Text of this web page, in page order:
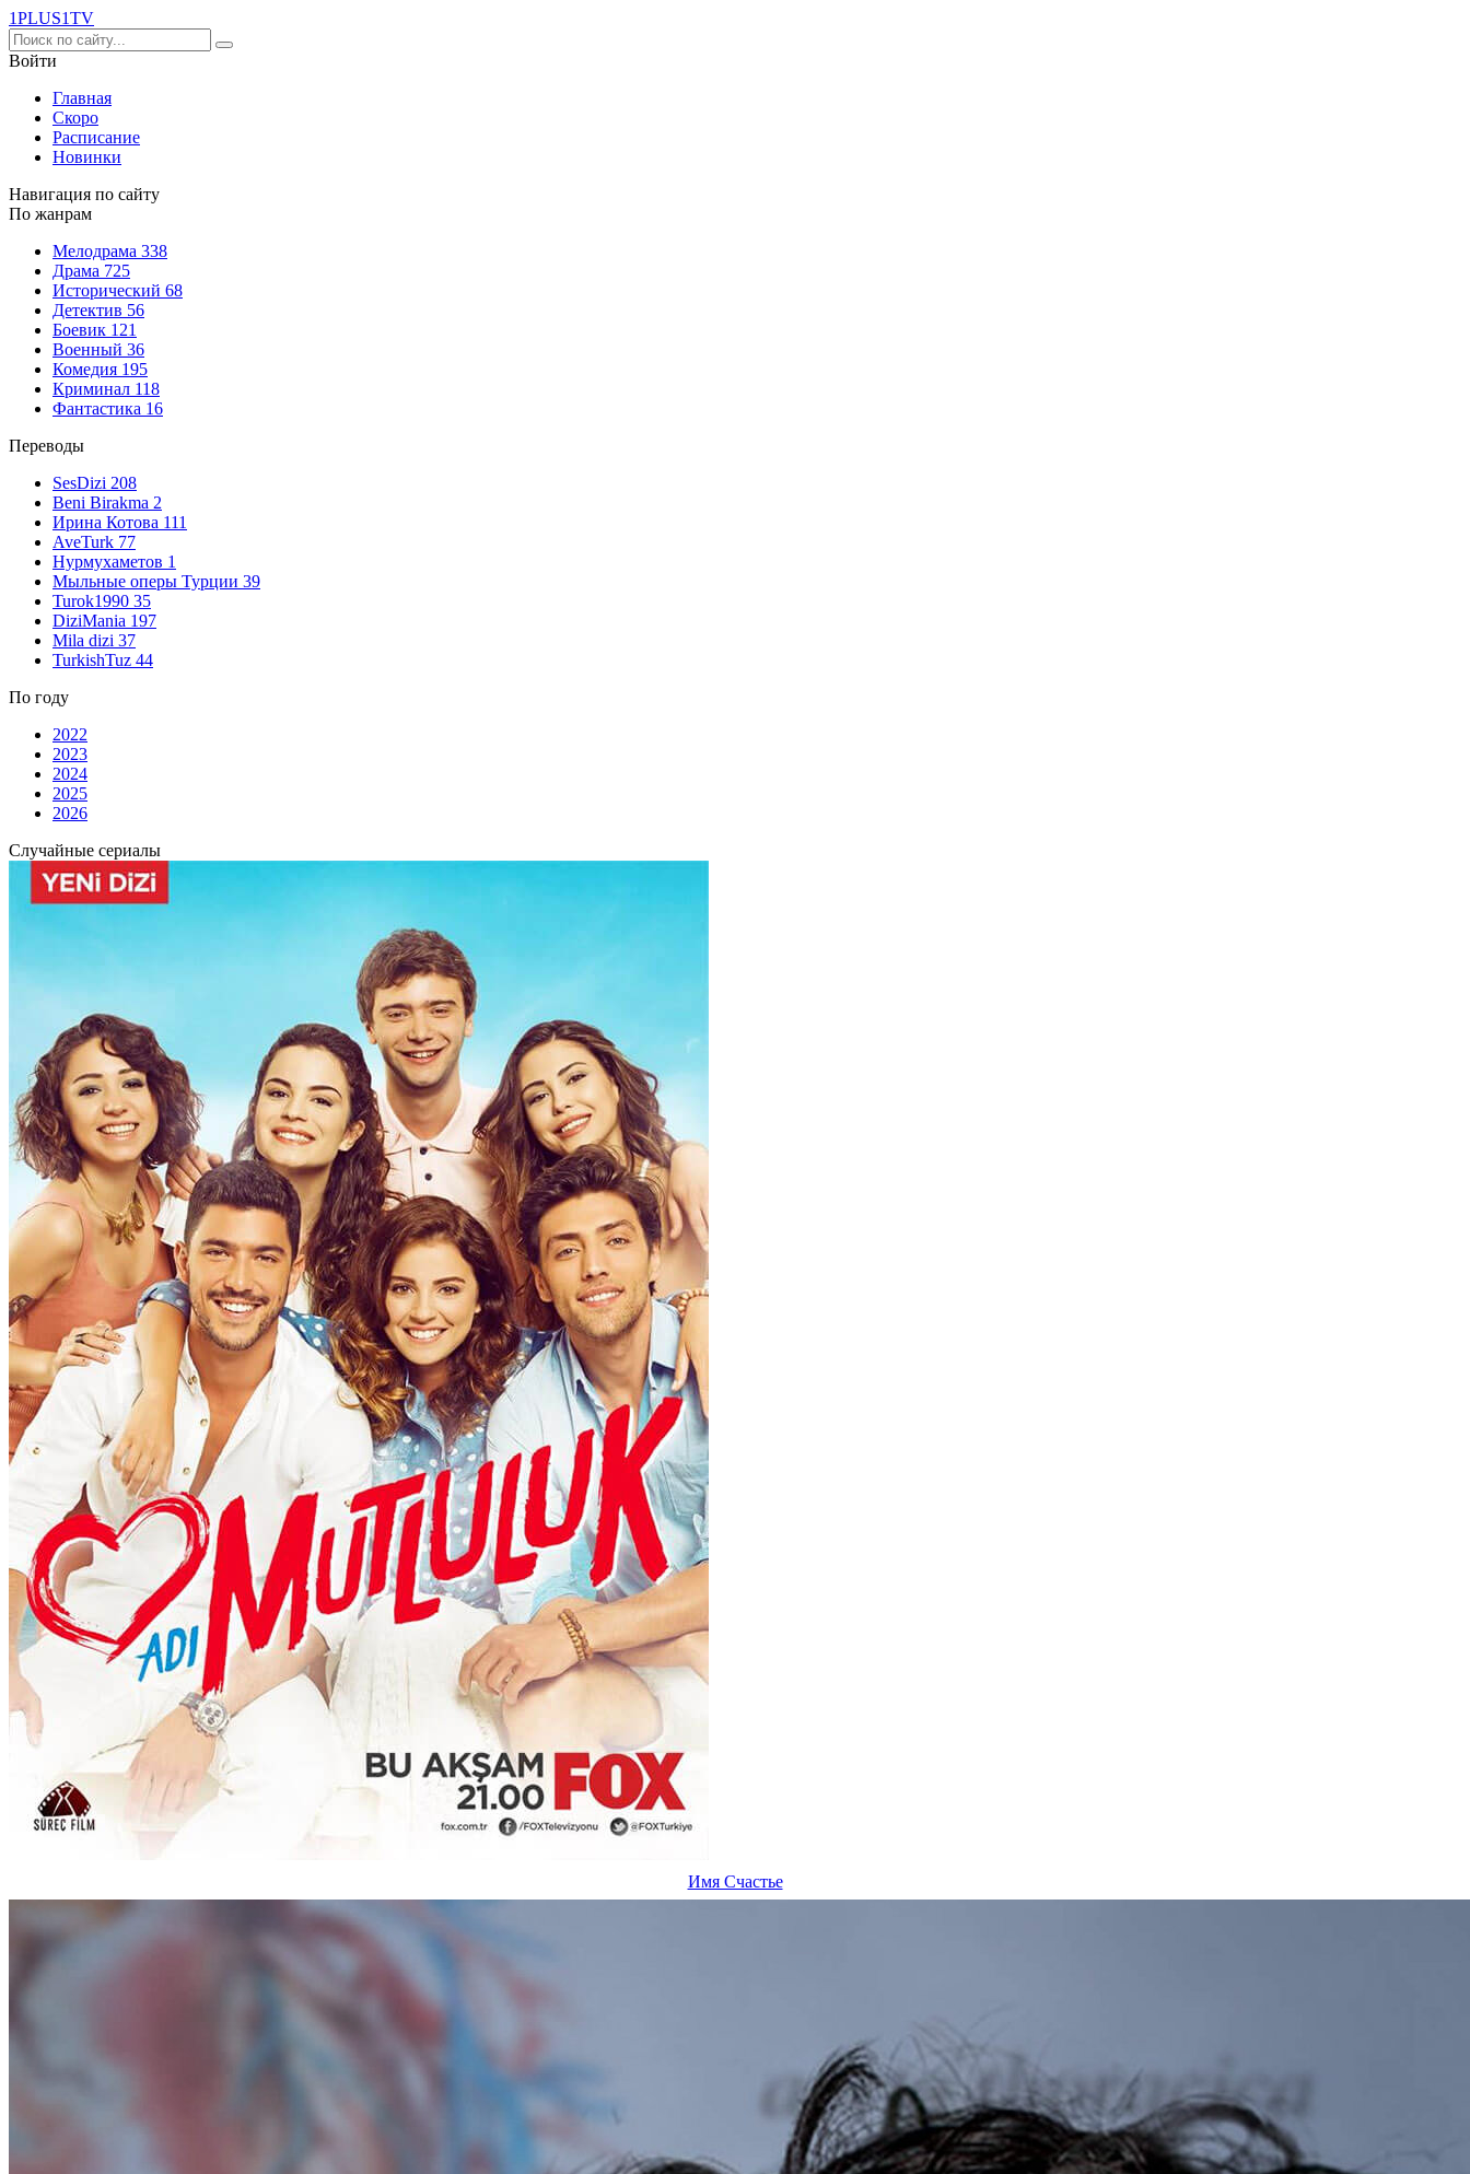
1PLUS1TV
Войти
Главная
Скоро
Расписание
Новинки
Навигация по сайту
По жанрам
Мелодрама 338
Драма 725
Исторический 68
Детектив 56
Боевик 121
Военный 36
Комедия 195
Криминал 118
Фантастика 16
Переводы
SesDizi 208
Beni Birakma 2
Ирина Котова 111
AveTurk 77
Нурмухаметов 1
Мыльные оперы Турции 39
Turok1990 35
DiziMania 197
Mila dizi 37
TurkishTuz 44
По году
2022
2023
2024
2025
2026
Случайные сериалы
Имя Счастье